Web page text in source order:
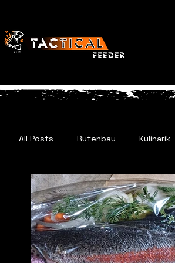
All Posts Rutenbau Kulinarik